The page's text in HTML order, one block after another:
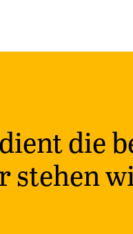
die
stehen